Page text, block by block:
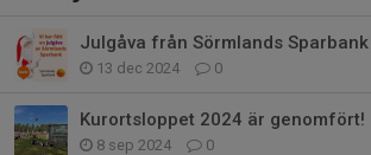
Julgåva från Sörmlands Sparbank
13 dec 2024 0
Kurortsloppet 2024 är genomfört!
8 sep 2024 0